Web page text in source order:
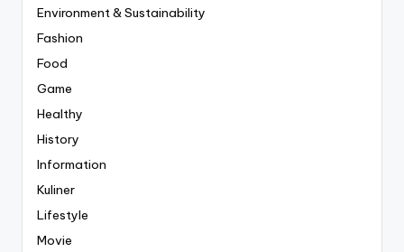
Environment & Sustainability
Fashion
Food
Game
Healthy
History
Information
Kuliner
Lifestyle
Movie